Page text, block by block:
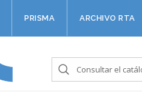
PRISMA ARCHIVO RTA